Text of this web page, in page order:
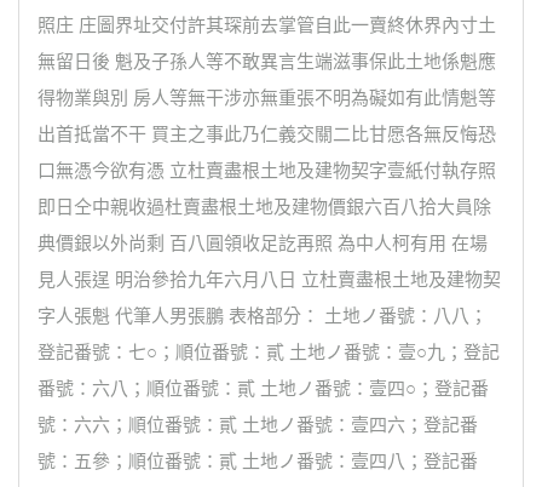
照庄 庄圖界址交付許其琛前去掌管自此一賣終休界內寸土
無留日後 魁及子孫人等不敢異言生端滋事保此土地係魁應
得物業與別 房人等無干涉亦無重張不明為礙如有此情魁等
出首抵當不干 買主之事此乃仁義交關二比甘愿各無反悔恐
口無憑今欲有憑 立杜賣盡根土地及建物契字壹紙付執存照
即日仝中親收過杜賣盡根土地及建物價銀六百八拾大員除
典價銀以外尚剩 百八圓領收足訖再照 為中人柯有用 在場
見人張逞 明治參拾九年六月八日 立杜賣盡根土地及建物契
字人張魁 代筆人男張鵬 表格部分： 土地ノ番號：八八；
登記番號：七○；順位番號：貳 土地ノ番號：壹○九；登記
番號：六八；順位番號：貳 土地ノ番號：壹四○；登記番
號：六六；順位番號：貳 土地ノ番號：壹四六；登記番
號：五參；順位番號：貳 土地ノ番號：壹四八；登記番